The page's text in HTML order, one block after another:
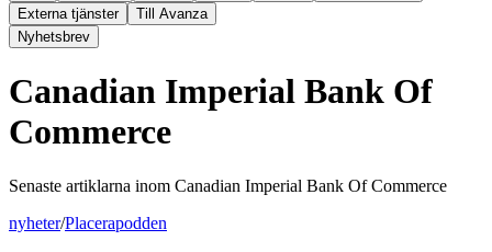
Externa tjänster
Till Avanza
Nyhetsbrev
Canadian Imperial Bank Of
Commerce
Senaste artiklarna inom Canadian Imperial Bank Of Commerce
nyheter/Placerapodden